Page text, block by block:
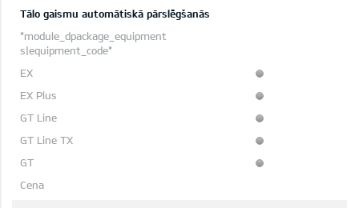
Tālo gaismu automātiskā pārslēgšanās